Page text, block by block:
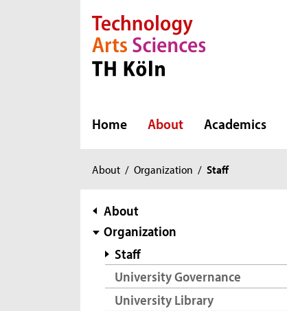
Direkt zur Hauptnavigation
Direkt zur Subnavigation
Direkt zum Inhalt
Direkt zum Fußbereich
Home About Academics
You
here:
About / Organization / Staff
subnavigation
About
Organization
Staff
University Governance
University Library